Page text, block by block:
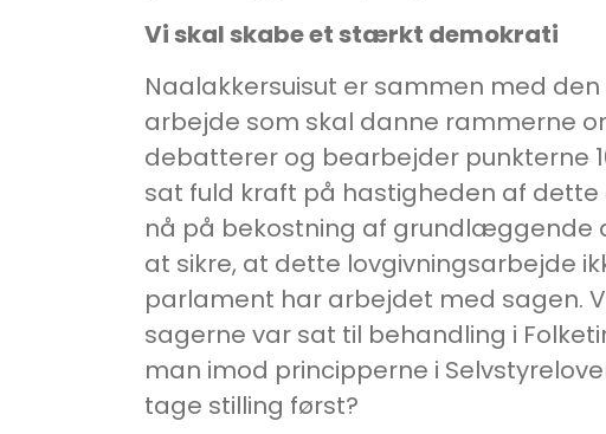
Vi skal skabe et stærkt demokrati
Naalakkersuisut er sammen med
arbejde som skal danne rammerne
debatterer og bearbejder punkterne
sat fuld kraft på hastigheden af dette
nå på bekostning af grundlæggende
at sikre, at dette lovgivningsarbejde
parlament har arbejdet med sagen.
sagerne var sat til behandling i
man imod principperne i
tage stilling først?